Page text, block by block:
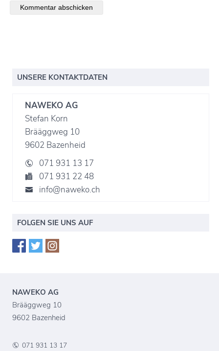
UNSERE KONTAKTDATEN
NAWEKO AG
Stefan Korn
Brääggweg 10
9602 Bazenheid
071 931 13 17
071 931 22 48
info@naweko.ch
FOLGEN SIE UNS AUF
NAWEKO AG
Brääggweg 10
9602 Bazenheid
071 931 13 17